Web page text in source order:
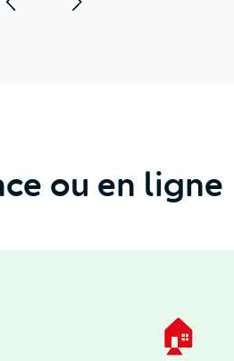
ou en ligne
🏠